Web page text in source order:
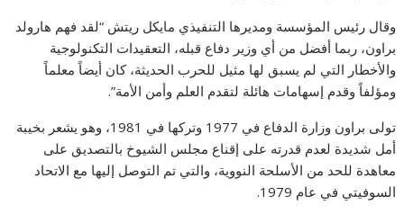
وقال رئيس المؤسسة ومديرها التنفيذي مايكل ريتش “لقد فهم هارولد
براون، ربما أفضل من أي وزير دفاع قبله، التعقيدات التكنولوجية
والأخطار التي لم يسبق لها مثيل للحرب الحديثة، كان أيضاً معلماً
ومؤلفاً وقدم إسهامات هائلة لتقدم العلم وأمن الأمة”.
تولى براون وزارة الدفاع في 1977 وتركها في 1981، وهو يشعر بخيبة
أمل شديدة لعدم قدرته على إقناع مجلس الشيوخ بالتصديق على
معاهدة للحد من الأسلحة النووية، والتي تم التوصل إليها مع الاتحاد
السوفيتي في عام 1979.